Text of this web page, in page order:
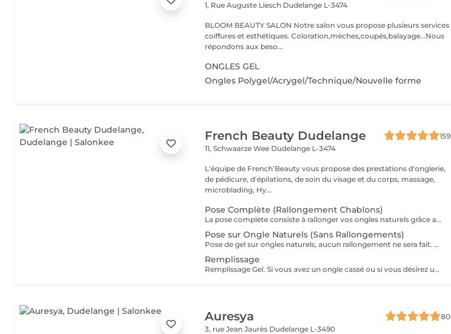
1, Rue Auguste Liesch Dudelange L-3474
BLOOM BEAUTY SALON Notre salon vous propose plusieurs services
coiffures et esthétiques. Coloration,mèches,coupés,balayage...Nous
répondons aux beso...
ONGLES GEL
Ongles Polygel/Acrygel/Technique/Nouvelle forme
French Beauty Dudelange
159
11, Schwaarze Wee Dudelange L-3474
L'équipe de French'Beauty vous propose des prestations d'onglerie,
de pédicure, d'épilations, de soin du visage et du corps, massage,
microblading, Hy...
Pose Complète (Rallongement Chablons)
La pose complète consiste à rallonger vos ongles naturels grâce aux chablons (extension en Gel ou Acrygel ) Si vous désirez de la décoration merci de le sélectionner. Un supplément peut être demandé pour les longueurs XXL.
Pose sur Ongle Naturels (Sans Rallongements)
Pose de gel sur ongles naturels, aucun rallongement ne sera fait. Couleur/ French/ BabyBoomer. Si vous désirez une décoration merci de le sélectionner.
Remplissage
Remplissage Gel. Si vous avez un ongle cassé ou si vous désirez une décoration merci de le sélectionner en plus.
Auresya
80
3, rue Jean Jaurès Dudelange L-3490